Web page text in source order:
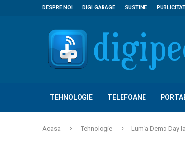
DESPRE NOI DIGI GARAGE SUSTINE
TEHNOLOGIE TELEFOANE
Acasa Tehnologie Lumia Demo Day